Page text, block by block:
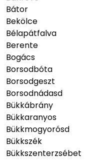
Bátor
Bekölce
Bélapátfalva
Berente
Bogács
Borsodbóta
Borsodgeszt
Borsodnádasd
Bükkábrány
Bükkaranyos
Bükkmogyorósd
Bükkszék
Bükkszenterzsébet